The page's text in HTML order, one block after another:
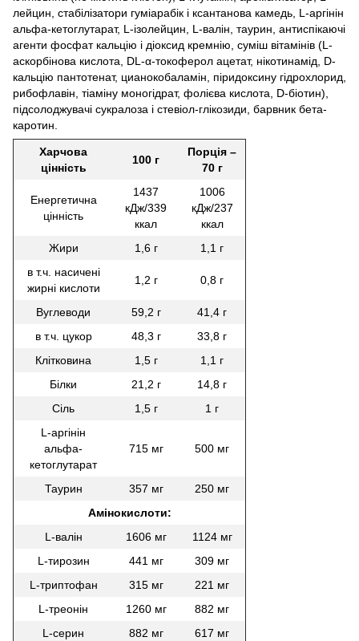
лейцин, стабілізатори гуміарабік і ксантанова камедь, L-аргінін
альфа-кетоглутарат, L-ізолейцин, L-валін, таурин, антиспікаючі
агенти фосфат кальцію і діоксид кремнію, суміш вітамінів (L-
аскорбінова кислота, DL-α-токоферол ацетат, нікотинамід, D-
кальцію пантотенат, цианокобаламін, піридоксину гідрохлорид,
рибофлавін, тіаміну моногідрат, фолієва кислота, D-біотин),
підсолоджувачі сукралоза і стевіол-глікозиди, барвник бета-
каротин.
Харчова
цінність
100 г
Порція –
70 г
Енергетична
цінність
1437
кДж/339
ккал
1006
кДж/237
ккал
Жири
1,6 г
1,1 г
в т.ч. насичені
жирні кислоти
1,2 г 0,8 г
Вуглеводи 59,2 г
41,4 г
в т.ч. цукор
48,3 г
33,8 г
Клітковина
1,5 г
1,1 г
Білки
21,2 г
14,8 г
Сіль
1,5 г
1 г
L-аргінін
альфа-
кетоглутарат
715 мг 500 мг
Таурин 357 мг
250 мг
Амінокислоти:
L-валін
1606 мг
1124 мг
L-тирозин
441 мг
309 мг
L-триптофан
315 мг
221 мг
L-треонін
1260 мг
882 мг
L-серин
882 мг
617 мг